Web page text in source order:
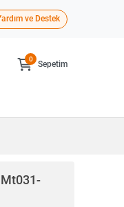
ve Destek
Sepetim
0